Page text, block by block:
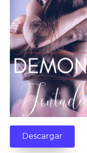
Descargar